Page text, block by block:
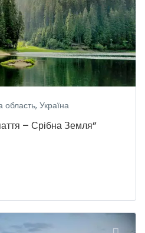
область, Україна
– Срібна Земля”